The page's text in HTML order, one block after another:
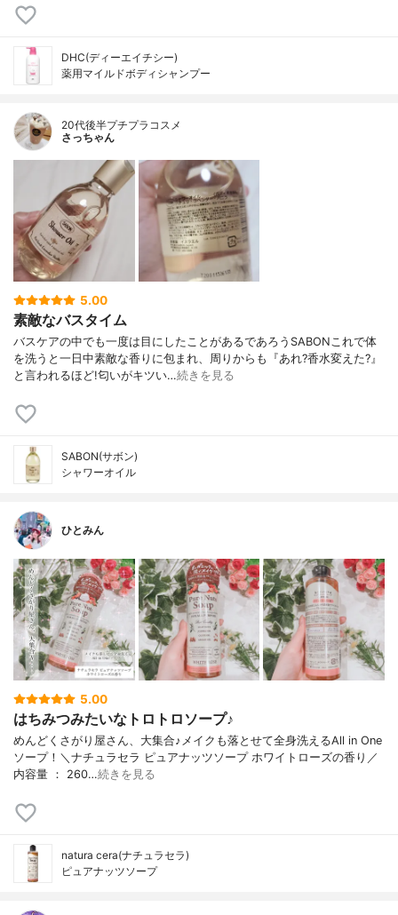
DHC(ディーエイチシー)
薬用マイルドボディシャンプー
20代後半プチプラコスメ
さっちゃん
5.00
素敵なバスタイム
バスケアの中でも一度は目にしたことがあるであろうSABONこれで体
を洗うと一日中素敵な香りに包まれ、周りからも『あれ?香水変えた?』
と言われるほど!匂いがキツい…続きを見る
SABON(サボン)
シャワーオイル
ひとみん
5.00
はちみつみたいなトロトロソープ♪
めんどくさがり屋さん、大集合♪メイクも落とせて全身洗えるAll in One
ソープ！＼ナチュラセラ ピュアナッツソープ ホワイトローズの香り／
内容量 ： 260…続きを見る
natura cera(ナチュラセラ)
ピュアナッツソープ